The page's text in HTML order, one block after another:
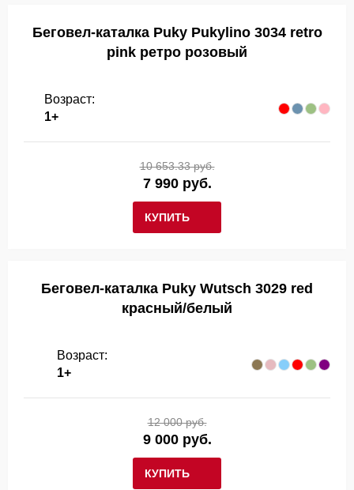
Беговел-каталка Puky Pukylino 3034 retro
pink ретро розовый
Возраст:
1+
КУПИТЬ
10 653.33 руб.
7 990 руб.
Беговел-каталка Puky Wutsch 3029 red
красный/белый
Возраст:
1+
КУПИТЬ
12 000 руб.
9 000 руб.